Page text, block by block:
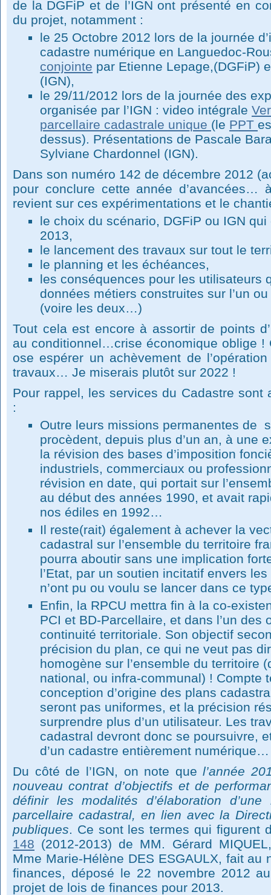
de la DGFiP et de l’IGN ont présenté en
du projet, notamment :
le 25 Octobre 2012 lors de la journée
cadastre numérique en Languedoc-
conjointe par Etienne Lepage,(DGFiP)
(IGN),
le 29/11/2012 lors de la journée des
organisée par l’IGN : video intégrale
parcellaire cadastrale unique (le PPT
dessus). Présentations de Pascale
Sylviane Chardonnel (IGN).
Dans son numéro 142 de décembre 2012
pour conclure cette année
revient sur ces expérimentations et le
le choix du scénario, DGFiP ou IGN
2013,
le lancement des travaux sur tout le
le planning et les échéances,
les conséquences pour les utilisateurs
données métiers construites sur l’un
(voire les deux…)
Tout cela est encore à assortir de points
au conditionnel…crise économique oblige !
ose espérer un achèvement de
travaux… Je miserais plutôt sur 2022 !
Pour rappel, les services du Cadastre sont
:
Outre leurs missions permanentes de
procèdent, depuis plus d’un an, à une
la révision des bases d’imposition
industriels, commerciaux ou
révision en date, qui portait sur
au début des années 1990, et avait
nos édiles en 1992…
Il reste(rait) également à achever la
cadastral sur l’ensemble du territoire
pourra aboutir sans une implication
l’Etat, par un soutien incitatif envers
n’ont pu ou voulu se lancer dans ce
Enfin, la RPCU mettra fin à la co-
PCI et BD-Parcellaire, et dans l’un des
continuité territoriale. Son objectif
précision du plan, ce qui ne veut pas
homogène sur l’ensemble du territoire
national, ou infra-communal) ! Compte
conception d’origine des plans
seront pas uniformes, et la précision
surprendre plus d’un utilisateur. Les
cadastral devront donc se poursuivre,
d’un cadastre entièrement numérique…
Du côté de l’IGN, on note quel’année
nouveau contrat d’objectifs et de
définir les modalités d’élaboration
parcellaire cadastral, en lien avec la
publiques. Ce sont les termes qui figurent
148 (2012-2013) de MM. Gérard
Mme Marie-Hélène DES ESGAULX, fait au
finances, déposé le 22 novembre 2012
projet de lois de finances pour 2013.